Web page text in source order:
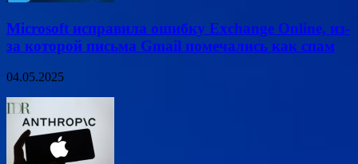
Microsoft исправила ошибку Exchange Online, из-
за которой письма Gmail помечались как спам
04.05.2025